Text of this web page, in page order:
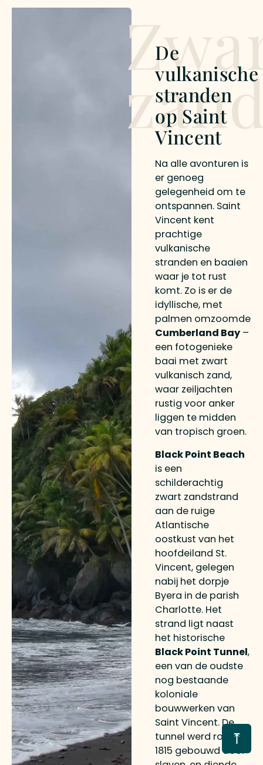
De
vulkanische
stranden
op Saint
Vincent
Na alle avonturen is
er genoeg
gelegenheid om te
ontspannen. Saint
Vincent kent
prachtige
vulkanische
stranden en baaien
waar je tot rust
komt. Zo is er de
idyllische, met
palmen omzoomde
Cumberland Bay –
een fotogenieke
baai met zwart
vulkanisch zand,
waar zeiljachten
rustig voor anker
liggen te midden
van tropisch groen.
Black Point Beach
is een
schilderachtig
zwart zandstrand
aan de ruige
Atlantische
oostkust van het
hoofdeiland St.
Vincent, gelegen
nabij het dorpje
Byera in de parish
Charlotte. Het
strand ligt naast
het historische
Black Point Tunnel,
een van de oudste
nog bestaande
koloniale
bouwwerken van
Saint Vincent. De
tunnel werd rond
1815 gebouwd door
⤒